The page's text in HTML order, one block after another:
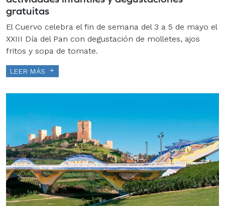
gratuitas
El Cuervo celebra el fin de semana del 3 a 5 de mayo el
XXIII Día del Pan con degustación de molletes, ajos
fritos y sopa de tomate.
LEER MÁS